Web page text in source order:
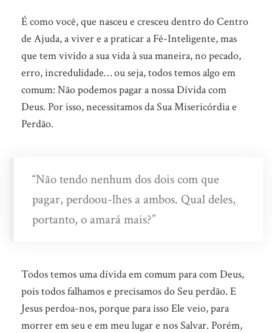
É como você, que nasceu e cresceu dentro do Centro
de Ajuda, a viver e a praticar a Fé-Inteligente, mas
que tem vivido a sua vida à sua maneira, no pecado,
erro, incredulidade… ou seja, todos temos algo em
comum: Não podemos pagar a nossa Dívida com
Deus. Por isso, necessitamos da Sua Misericórdia e
Perdão.
“Não tendo nenhum dos dois com que
pagar, perdoou-lhes a ambos. Qual deles,
portanto, o amará mais?”
Todos temos uma dívida em comum para com Deus,
pois todos falhamos e precisamos do Seu perdão. E
Jesus perdoa-nos, porque para isso Ele veio, para
morrer em seu e em meu lugar e nos Salvar. Porém,